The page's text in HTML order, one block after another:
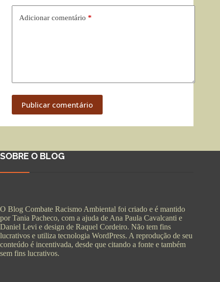
Adicionar comentário *
Publicar comentário
SOBRE O BLOG
O Blog Combate Racismo Ambiental foi criado e é mantido
por Tania Pacheco, com a ajuda de Ana Paula Cavalcanti e
Daniel Levi e design de Raquel Cordeiro. Não tem fins
lucrativos e utiliza tecnologia WordPress. A reprodução de seu
conteúdo é incentivada, desde que citando a fonte e também
sem fins lucrativos.